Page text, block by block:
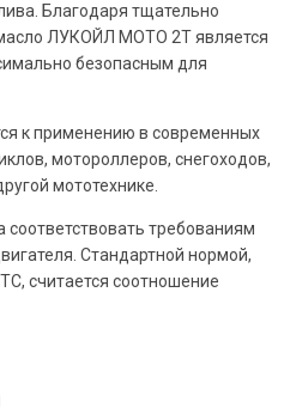
Благодаря тщательно
ЛУКОЙЛ МОТО 2Т является
безопасным для
к применению в современных
мотороллеров, снегоходов,
мототехнике.
требованиям
Стандартной нормой,
считается соотношение